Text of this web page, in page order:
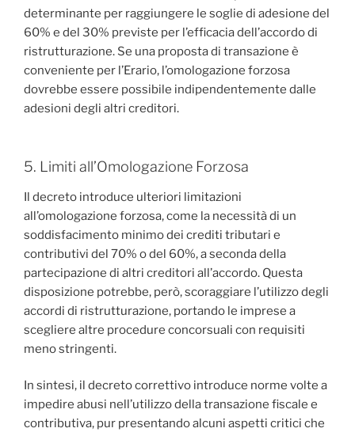
determinante per raggiungere le soglie di adesione del
60% e del 30% previste per l’efficacia dell’accordo di
ristrutturazione. Se una proposta di transazione è
conveniente per l’Erario, l’omologazione forzosa
dovrebbe essere possibile indipendentemente dalle
adesioni degli altri creditori.
5. Limiti all’Omologazione Forzosa
Il decreto introduce ulteriori limitazioni
all’omologazione forzosa, come la necessità di un
soddisfacimento minimo dei crediti tributari e
contributivi del 70% o del 60%, a seconda della
partecipazione di altri creditori all’accordo. Questa
disposizione potrebbe, però, scoraggiare l’utilizzo degli
accordi di ristrutturazione, portando le imprese a
scegliere altre procedure concorsuali con requisiti
meno stringenti.
In sintesi, il decreto correttivo introduce norme volte a
impedire abusi nell’utilizzo della transazione fiscale e
contributiva, pur presentando alcuni aspetti critici che